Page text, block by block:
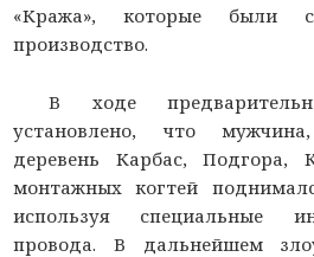
«Кража», которые были
производство.
В ходе
установлено, что
деревень Карбас, Подгора,
монтажных когтей
используя специальные
провода. В дальнейшем